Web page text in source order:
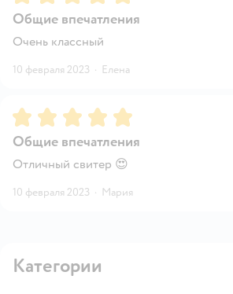
Общие впечатления
Очень классный
10 февраля 2023 · Елена
Рейтинг:5
Общие впечатления
Отличный свитер 😍
10 февраля 2023 · Мария
Категории